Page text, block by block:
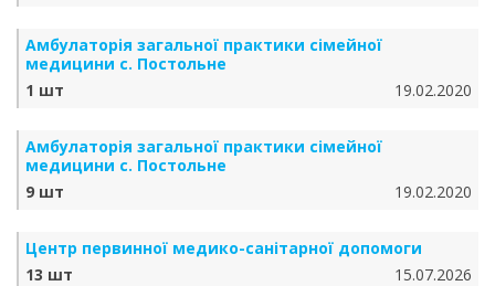
Амбулаторія загальної практики сімейної
медицини с. Постольне
1 шт
19.02.2020
Амбулаторія загальної практики сімейної
медицини с. Постольне
9 шт
19.02.2020
Центр первинної медико-санітарної допомоги
13 шт
15.07.2026